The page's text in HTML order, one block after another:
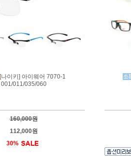
[나이키] 아이웨어 7070-1
001/011/035/060
160,000원
112,000원
30%